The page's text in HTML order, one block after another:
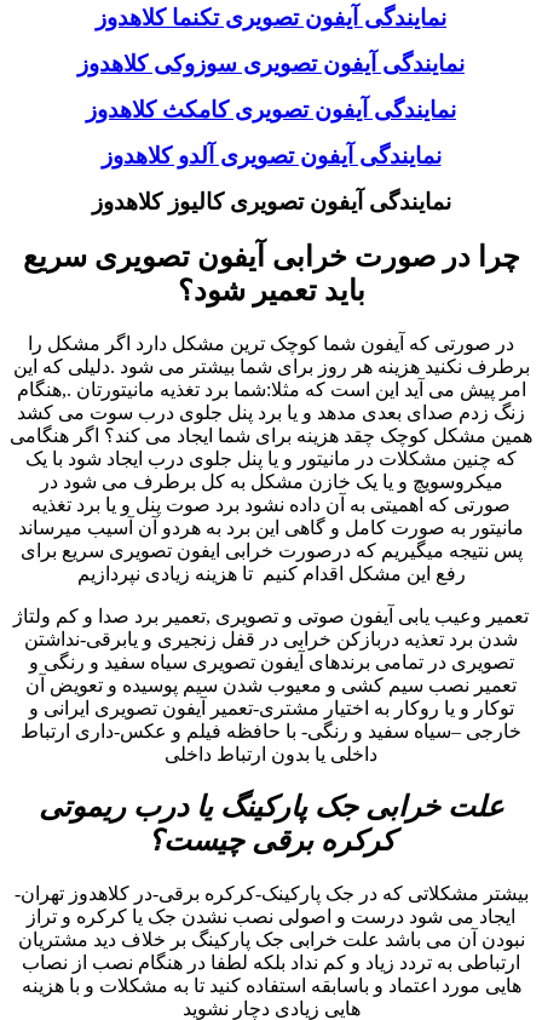
نمایندگی آیفون تصویری تکنما کلاهدوز
نمایندگی آیفون تصویری سوزوکی کلاهدوز
نمایندگی آیفون تصویری کامکث کلاهدوز
نمایندگی آیفون تصویری آلدو کلاهدوز
نمایندگی آیفون تصویری کالیوز کلاهدوز
چرا در صورت خرابی آیفون تصویری سریع
باید تعمیر شود؟
در صورتی که آیفون شما کوچک ترین مشکل دارد اگر مشکل را
برطرف نکنید هزینه هر روز برای شما بیشتر می شود .دلیلی که این
امر پیش می آید این است که مثلا:شما برد تغذیه مانیتورتان .,هنگام
زنگ زدم صدای بعدی مدهد و یا برد پنل جلوی درب سوت می کشد
همین مشکل کوچک چقد هزینه برای شما ایجاد می کند؟ اگر هنگامی
که چنین مشکلات در مانیتور و یا پنل جلوی درب ایجاد شود با یک
میکروسویچ و یا یک خازن مشکل به کل برطرف می شود در
صورتی که اهمیتی به آن داده نشود برد صوت پنل و یا برد تغذیه
مانیتور به صورت کامل و گاهی این برد به هردو آن آسیب میرساند
پس نتیجه میگیریم که درصورت خرابی ایفون تصویری سریع برای
رفع این مشکل اقدام کنیم تا هزینه زیادی نپردازیم
تعمیر وعیب یابی آیفون صوتی و تصویری ,تعمیر برد صدا و کم ولتاژ
شدن برد تعذیه دربازکن خرابی در قفل زنجیری و یابرقی-نداشتن
تصویری در تمامی برندهای آیفون تصویری سیاه سفید و رنگی و
تعمیر نصب سیم کشی و معیوب شدن سیم پوسیده و تعویض آن
توکار و یا روکار به اختیار مشتری-تعمیر آیفون تصویری ایرانی و
خارجی –سیاه سفید و رنگی- با حافظه فیلم و عکس-داری ارتباط
داخلی یا بدون ارتباط داخلی
علت خرابی جک پارکینگ یا درب ریموتی
کرکره برقی چیست؟
بیشتر مشکلاتی که در جک پارکینک-کرکره برقی-در کلاهدوز تهران-
ایجاد می شود درست و اصولی نصب نشدن جک یا کرکره و تراز
نبودن آن می باشد علت خرابی جک پارکینگ بر خلاف دید مشتریان
ارتباطی به تردد زیاد و کم نداد بلکه لطفا در هنگام نصب از نصاب
هایی مورد اعتماد و باسابقه استفاده کنید تا به مشکلات و با هزینه
هایی زیادی دچار نشوید